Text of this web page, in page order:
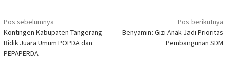
Navigasi
pos
Pos sebelumnya
Kontingen Kabupaten Tangerang
Bidik Juara Umum POPDA dan
PEPAPERDA
Pos berikutnya
Benyamin: Gizi Anak Jadi Prioritas
Pembangunan SDM